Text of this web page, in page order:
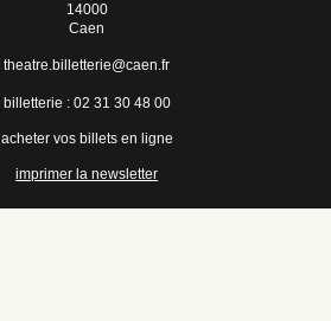
14000
Caen
theatre.billetterie@caen.fr
billetterie : 02 31 30 48 00
acheter vos billets en ligne
imprimer la newsletter